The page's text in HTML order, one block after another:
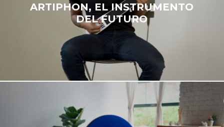
ARTIPHON, EL INSTRUMENTO
DEL FUTURO